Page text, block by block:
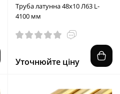
Труба латунна 48x10 Л63 L-
4100 мм
Уточнюйте ціну